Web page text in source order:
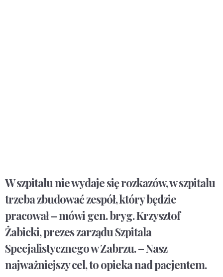
W szpitalu nie wydaje się rozkazów, w szpitalu
trzeba zbudować zespół, który będzie
pracował – mówi gen. bryg. Krzysztof
Żabicki, prezes zarządu Szpitala
Specjalistycznego w Zabrzu. – Nasz
najważniejszy cel, to opieka nad pacjentem.